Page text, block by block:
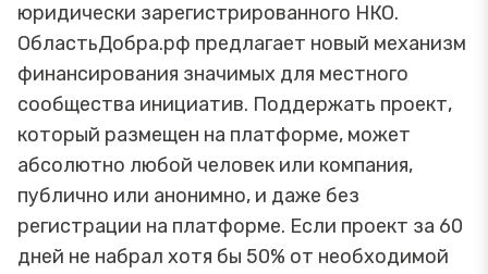
юридически зарегистрированного НКО.
ОбластьДобра.рф предлагает новый механизм
финансирования значимых для местного
сообщества инициатив. Поддержать проект,
который размещен на платформе, может
абсолютно любой человек или компания,
публично или анонимно, и даже без
регистрации на платформе. Если проект за 60
дней не набрал хотя бы 50% от необходимой